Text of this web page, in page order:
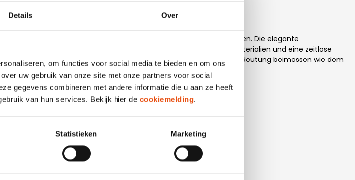
Details Over
om functies voor social media te bieden en om ons
uw gebruik van onze site met onze partners voor social
gegevens combineren met andere informatie die u aan ze heeft
van hun services. Bekijk hier de cookiemelding.
Statistieken Marketing
wurde entwickelt, um vom ersten Moment an zu beeindrucken. Die elegante
den Inhalt auf kontrollierte und luxuriöse Weise. Hochwertige Materialien und eine zeitlose
des Produkts. Perfekt für Marken, die der Präsentation ebenso viel Bedeutung beimessen wie dem